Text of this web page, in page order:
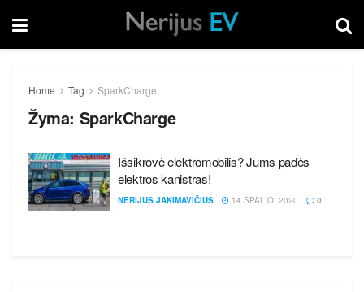
Home Tag SparkCharge
Žyma: SparkCharge
Išsikrovė elektromobilis? Jums padės
elektros kanistras!
NERIJUS JAKIMAVIČIUS 14 SPALIO, 2020 0